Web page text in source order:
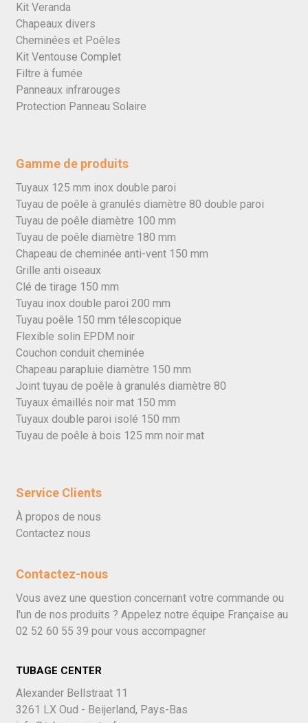
Kit Veranda
Chapeaux divers
Cheminées et Poêles
Kit Ventouse Complet
Filtre à fumée
Panneaux infrarouges
Protection Panneau Solaire
Gamme de produits
Tuyaux 125 mm inox double paroi
Tuyau de poêle à granulés diamètre 80 double paroi
Tuyau de poêle diamètre 100 mm
Tuyau de poêle diamètre 180 mm
Chapeau de cheminée anti-vent 150 mm
Grille anti oiseaux
Clé de tirage 150 mm
Tuyau inox double paroi 200 mm
Tuyau poêle 150 mm télescopique
Flexible solin EPDM noir
Couchon conduit cheminée
Chapeau parapluie diamètre 150 mm
Joint tuyau de poêle à granulés diamètre 80
Tuyaux émaillés noir mat 150 mm
Tuyaux double paroi isolé 150 mm
Tuyau de poêle à bois 125 mm noir mat
Service Clients
À propos de nous
Contactez nous
Contactez-nous
Vous avez une question concernant votre commande ou
l'un de nos produits ? Appelez notre équipe Française au
02 52 60 55 39 pour vous accompagner
TUBAGE CENTER
Alexander Bellstraat 11
3261 LX Oud - Beijerland, Pays-Bas